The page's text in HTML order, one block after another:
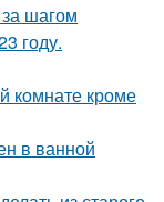
шагом
году.
комнате кроме
в ванной